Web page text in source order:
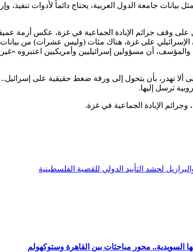
جامعة الدول العربية، يحتاج دائماً لأدوات تنفيذ،
على وقف جرائم الإبادة الجماعية في غزة، عكس أزمة
الإسرائيلي على غزة، هناك مئات (وليس عشرات) من بيانات
أن مسؤولين إسرائيليين وأمريكيين اعتبروه «غير
ألا تهدر، بأن يتحول إلى ورقة ضغط حقيقية على إسرائيل..
ترسل إليها.
الإبادة الجماعية في غزة.
لحشد التأييد الدولي للقضية الفلسطينية
السويدية.. محور مباحثات بين القاهرة وستوكهولم